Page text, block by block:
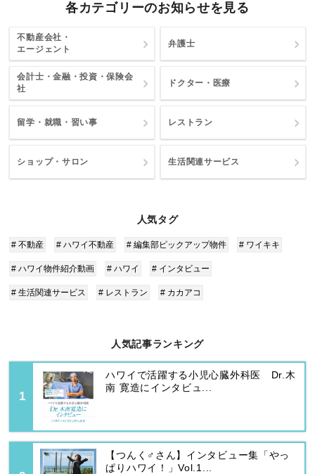
各カテゴリーのお知らせを見る
不動産会社・
エージェント
弁護士
会計士・金融・投資・保険会
社
ドクター・医療
留学・就職・習い事 レストラン
ショップ・サロン 生活関連サービス
人気タグ
# 不動産 # ハワイ不動産 # 編集部ピックアップ物件 # ワイキキ
# ハワイ物件紹介動画 # ハワイ # インタビュー
# 生活関連サービス # レストラン # カカアコ
人気記事ランキング
ハワイで活躍する小児心臓外科医 Dr.木
南 寛造にインタビュ...
【つんく♂さん】インタビュー集「やっ
ぱりハワイ！」Vol.1...